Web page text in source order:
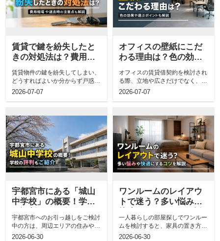
賃貸で鍵を紛失したと
きの対処法は？費用相
場や退去時の注意点も
解説
賃貸物件の鍵を紛失してしまい、
どうすればよいか分からず戸惑っ
ていませんか。焦る気持ちは痛い
2026-07-07
オフィスの壁紙にこだ
わる理由は？色の効果
や選ぶポイントも解説
オフィスの賃貸借契約を検討され
る際、立地や広さだけでなく、内
装によって自社の魅力がどう変わ
2026-07-07
宇都宮市にある「城山
中学校」の概要！学校
宇都宮市へのお引っ越しをご検討
中の方は、周辺エリアの住みやす
さだけでなく、日々の生活に関わ
2026-06-30
ワンルームのレイアウ
トで迷う？多い悩みや
一人暮らしの部屋探しでワンルー
ムを検討すると、家具の置き方や
生活感の出やすさに不安を感じる
2026-06-30